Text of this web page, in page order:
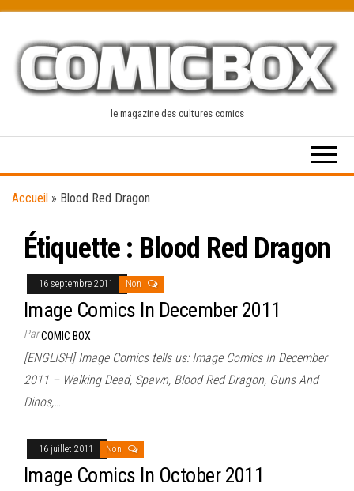
content
le magazine des cultures comics
Accueil » Blood Red Dragon
Étiquette : Blood Red Dragon
16 septembre 2011 Non
Image Comics In December 2011
ParCOMIC BOX
[ENGLISH] Image Comics tells us: Image Comics In December
2011 – Walking Dead, Spawn, Blood Red Dragon, Guns And
Dinos,…
16 juillet 2011 Non
Image Comics In October 2011